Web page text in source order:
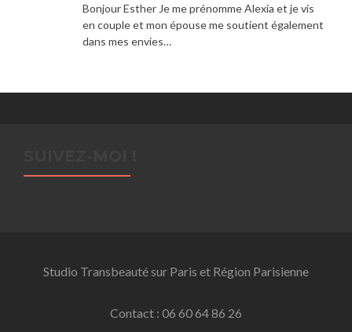
Bonjour Esther Je me prénomme Alexia et je vis
en couple et mon épouse me soutient également
dans mes envies…
Studio Transbeauté sur Paris et Région Parisienne
Contact : 06 60 64 86 26